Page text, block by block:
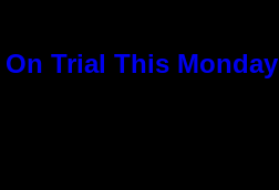
On Trial This Monday